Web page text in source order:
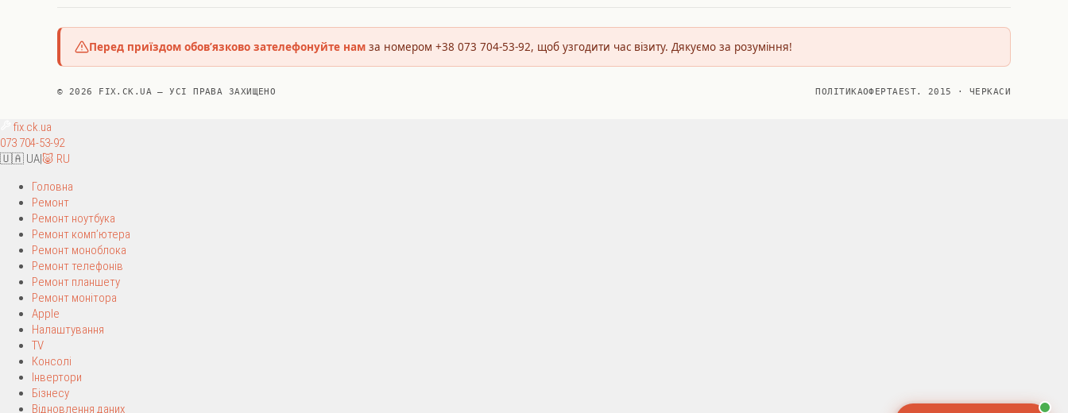
Перед приїздом обов’язково зателефонуйте нам за номером +38 073 704-53-92, щоб узгодити час візиту. Дякуємо за розуміння!
© 2026 FIX.CK.UA — УСІ ПРАВА ЗАХИЩЕНО ПОЛІТИКАОФЕРТАEST. 2015 · ЧЕРКАСИ
fix.ck.ua
073 704-53-92
🇺🇦 UA|🐷 RU
Головна
Ремонт
Ремонт ноутбука
Ремонт комп’ютера
Ремонт моноблока
Ремонт телефонів
Ремонт планшету
Ремонт монітора
Apple
Налаштування
TV
Консолі
Інвертори
Бізнесу
Відновлення даних